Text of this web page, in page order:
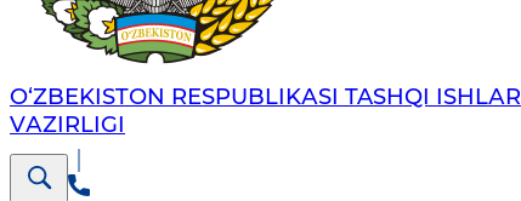
O‘ZBЕKISTОN RЕSPUBLIKАSI TASHQI ISHLАR
VАZIRLIGI